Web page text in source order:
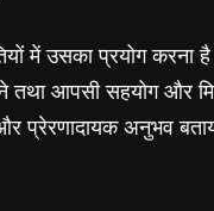
में उसका प्रयोग करना
तथा आपसी सहयोग और
और प्रेरणादायक अनुभव